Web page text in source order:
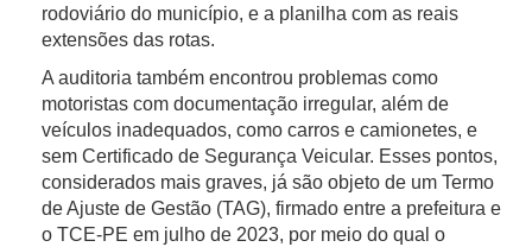
rodoviário do município, e a planilha com as reais
extensões das rotas.
A auditoria também encontrou problemas como
motoristas com documentação irregular, além de
veículos inadequados, como carros e camionetes, e
sem Certificado de Segurança Veicular. Esses pontos,
considerados mais graves, já são objeto de um Termo
de Ajuste de Gestão (TAG), firmado entre a prefeitura e
o TCE-PE em julho de 2023, por meio do qual o